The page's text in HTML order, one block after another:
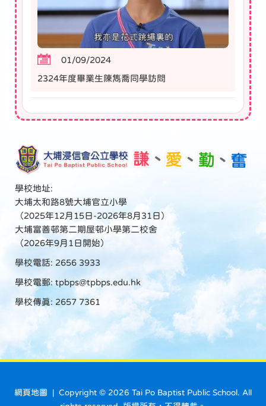
01/09/2024
2324年度畢業生陳雋喬同學訪問
學校地址:
大埔太和路8號大埔官立小學
（2025年12月15日-2026年8月31日）
大埔富善邨第二期屋邨小學第二校舍
（2026年9月1日開始）
學校電話: 2656 3933
學校電郵: tpbps@tpbps.edu.hk
學校傳真: 2657 7361
網頁地圖 | Copyright © 2026 Tai Po Baptist Public School. All